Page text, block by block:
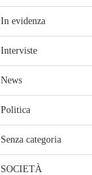
In evidenza
Interviste
News
Politica
Senza categoria
SOCIETÀ